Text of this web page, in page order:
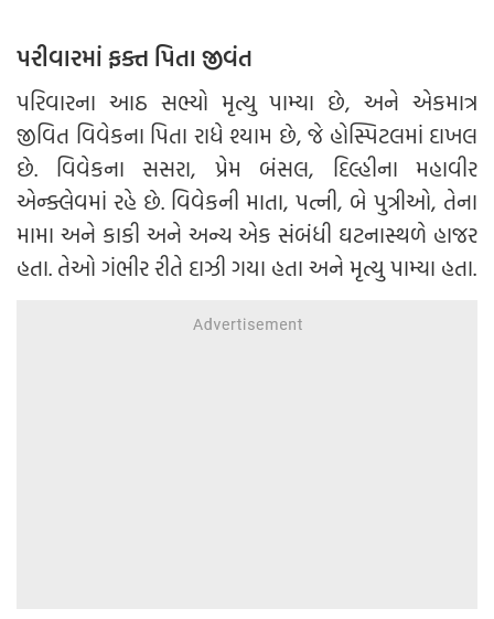
પરીવારમાં ફક્ત પિતા જીવંત
પરિવારના આઠ સભ્યો મૃત્યુ પામ્યા છે, અને એકમાત્ર
જીવિત વિવેકના પિતા રાધે શ્યામ છે, જે હોસ્પિટલમાં દાખલ
છે. વિવેકના સસરા, પ્રેમ બંસલ, દિલ્હીના મહાવીર
એન્ક્લેવમાં રહે છે. વિવેકની માતા, પત્ની, બે પુત્રીઓ, તેના
મામા અને કાકી અને અન્ય એક સંબંધી ઘટનાસ્થળે હાજર
હતા. તેઓ ગંભીર રીતે દાઝી ગયા હતા અને મૃત્યુ પામ્યા હતા.